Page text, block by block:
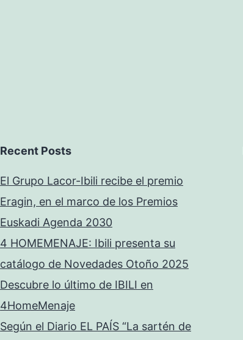
Recent Posts
El Grupo Lacor-Ibili recibe el premio
Eragin, en el marco de los Premios
Euskadi Agenda 2030
4 HOMEMENAJE: Ibili presenta su
catálogo de Novedades Otoño 2025
Descubre lo último de IBILI en
4HomeMenaje
Según el Diario EL PAÍS “La sartén de